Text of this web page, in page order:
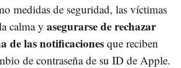
medidas de seguridad, las víctimas
calma y asegurarse de rechazar
de las notificaciones que reciben
de contraseña de su ID de Apple.